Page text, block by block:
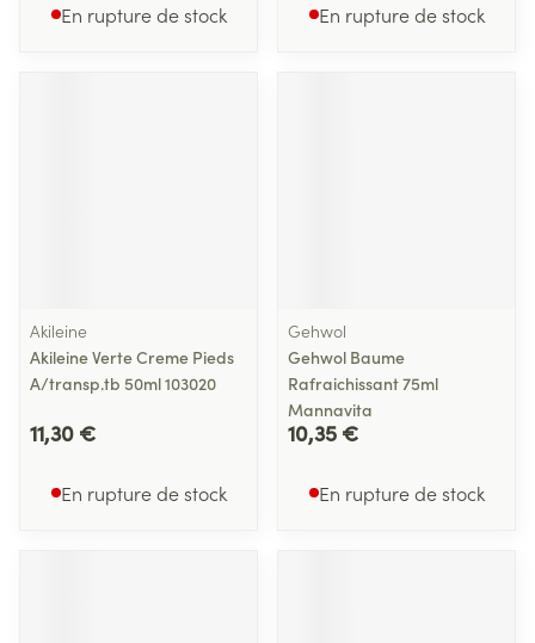
En rupture de stock En rupture de stock
Akileine
Akileine Verte Creme Pieds
A/transp.tb 50ml 103020
11,30 €
En rupture de stock
Gehwol
Gehwol Baume
Rafraichissant 75ml
Mannavita
10,35 €
En rupture de stock